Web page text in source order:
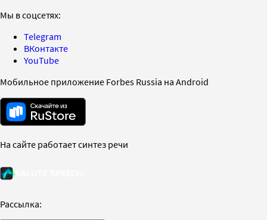
Мы в соцсетях:
Telegram
ВКонтакте
YouTube
Мобильное приложение Forbes Russia на Android
На сайте работает синтез речи
Рассылка: